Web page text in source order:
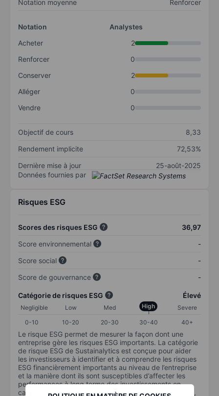
Notation moyenne Renforcer
Notation
Analystes
Acheter
2
Renforcer
0
Conserver
2
Alléger
0
Vendre
0
Objectif de cours
8,33
Rendement implicite
72,53%
Dernière mise à jour
25-août-2025
Données fournies par
Risques ESG
Scores des risques ESG
36,97
Score environnemental
-
Score social
-
Score de gouvernance
-
Catégorie de risques ESG Élevé
Negligible Low Med High
Severe
0-10
10-20 20-30 30-40 40+
Le risque ESG permet de mesurer la façon dont une
entreprise gère les risques ESG importants. La catégorie
de risque ESG de Sustainalytics est conçue pour aider
les investisseurs à identifier et à comprendre les risques
ESG financièrement importants au niveau de l’entreprise
et la manière dont ils sont susceptibles d’affecter les
performances à long terme des investissements en
capital. L’échelle va de 0 à 100. Plus le risque est faible,